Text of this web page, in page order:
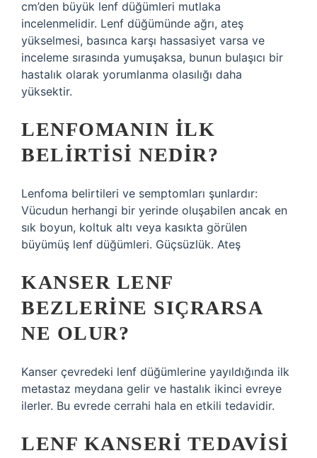
cm’den büyük lenf düğümleri mutlaka
incelenmelidir. Lenf düğümünde ağrı, ateş
yükselmesi, basınca karşı hassasiyet varsa ve
inceleme sırasında yumuşaksa, bunun bulaşıcı bir
hastalık olarak yorumlanma olasılığı daha
yüksektir.
LENFOMANIN ILK
BELIRTISI NEDIR?
Lenfoma belirtileri ve semptomları şunlardır:
Vücudun herhangi bir yerinde oluşabilen ancak en
sık boyun, koltuk altı veya kasıkta görülen
büyümüş lenf düğümleri. Güçsüzlük. Ateş
KANSER LENF
BEZLERINE SIÇRARSA
NE OLUR?
Kanser çevredeki lenf düğümlerine yayıldığında ilk
metastaz meydana gelir ve hastalık ikinci evreye
ilerler. Bu evrede cerrahi hala en etkili tedavidir.
LENF KANSERI TEDAVISI